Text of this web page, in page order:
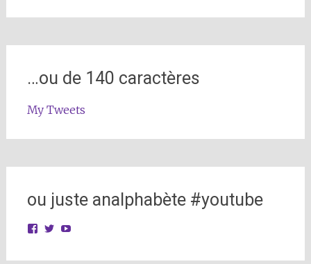
…ou de 140 caractères
My Tweets
ou juste analphabète #youtube
View
on
View
on
View
profile